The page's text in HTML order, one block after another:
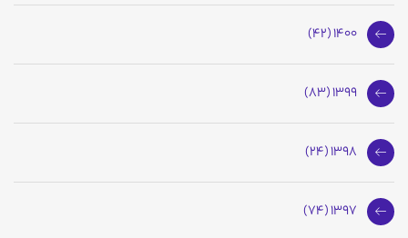
1400 (42)
1399 (83)
1398 (24)
1397 (74)